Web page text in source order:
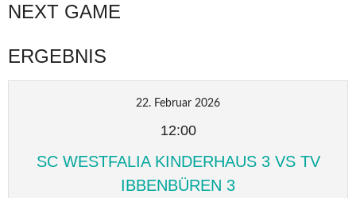
NEXT GAME
ERGEBNIS
22. Februar 2026
12:00
SC WESTFALIA KINDERHAUS 3 VS TV
IBBENBÜREN 3